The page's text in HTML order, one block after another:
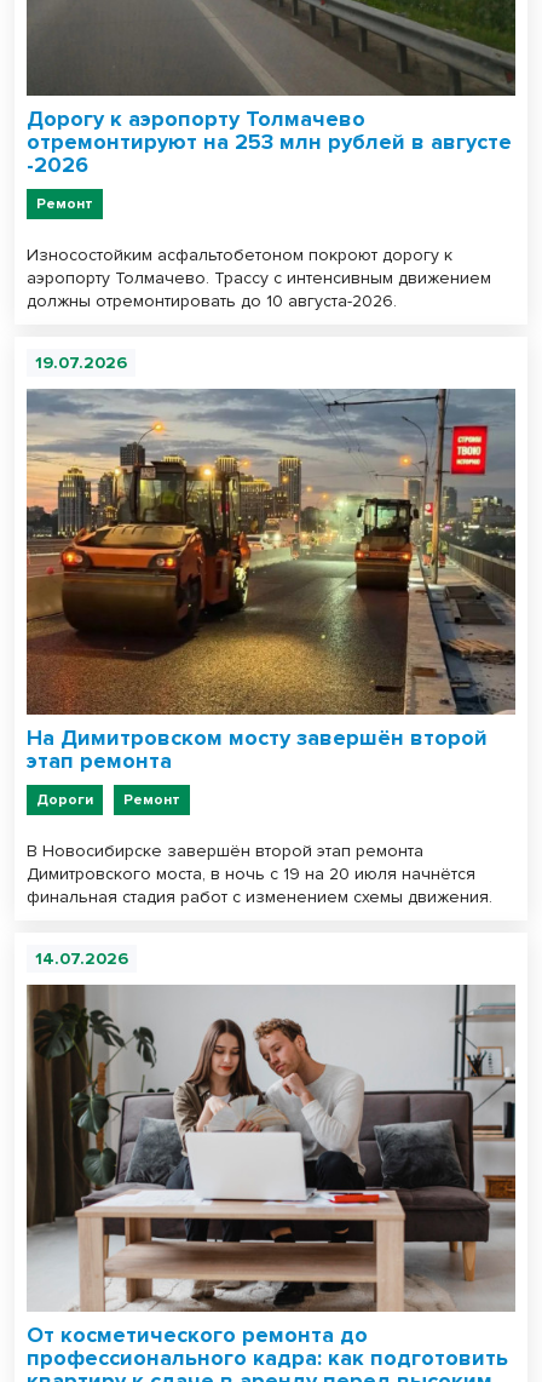
Дорогу к аэропорту Толмачево
отремонтируют на 253 млн рублей в августе
-2026
Ремонт
Износостойким асфальтобетоном покроют дорогу к
аэропорту Толмачево. Трассу с интенсивным движением
должны отремонтировать до 10 августа-2026.
19.07.2026
На Димитровском мосту завершён второй
этап ремонта
Дороги Ремонт
В Новосибирске завершён второй этап ремонта
Димитровского моста, в ночь с 19 на 20 июля начнётся
финальная стадия работ с изменением схемы движения.
14.07.2026
От косметического ремонта до
профессионального кадра: как подготовить